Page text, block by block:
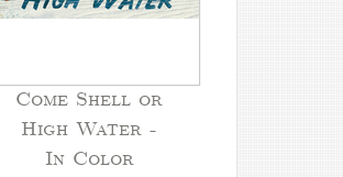
Come Shell or
High Water -
In Color